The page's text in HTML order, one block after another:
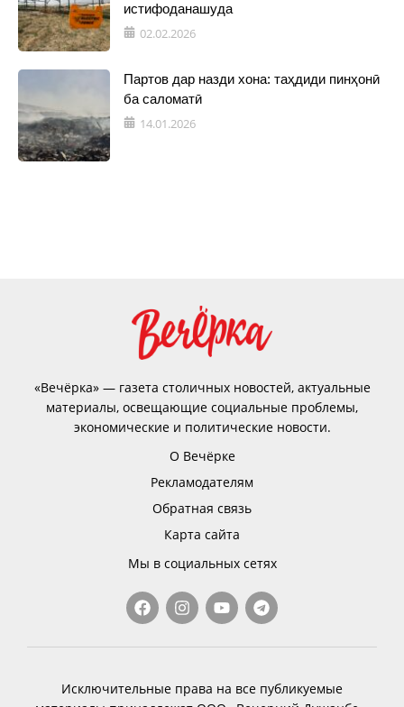
истифоданашуда
02.02.2026
Партов дар назди хона: таҳдиди пинҳонӣ
ба саломатӣ
14.01.2026
«Вечёрка» — газета столичных новостей, актуальные
материалы, освещающие социальные проблемы,
экономические и политические новости.
О Вечёрке
Рекламодателям
Обратная связь
Карта сайта
Мы в социальных сетях
Исключительные права на все публикуемые